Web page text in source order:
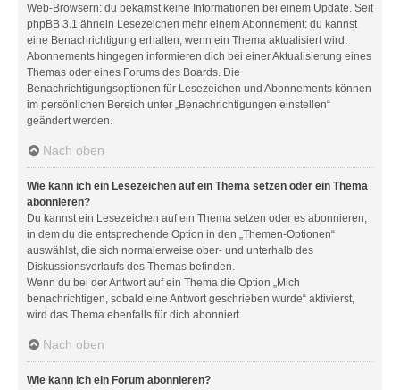
Web-Browsern: du bekamst keine Informationen bei einem Update. Seit
phpBB 3.1 ähneln Lesezeichen mehr einem Abonnement: du kannst
eine Benachrichtigung erhalten, wenn ein Thema aktualisiert wird.
Abonnements hingegen informieren dich bei einer Aktualisierung eines
Themas oder eines Forums des Boards. Die
Benachrichtigungsoptionen für Lesezeichen und Abonnements können
im persönlichen Bereich unter „Benachrichtigungen einstellen“
geändert werden.
Nach oben
Wie kann ich ein Lesezeichen auf ein Thema setzen oder ein Thema
abonnieren?
Du kannst ein Lesezeichen auf ein Thema setzen oder es abonnieren,
in dem du die entsprechende Option in den „Themen-Optionen“
auswählst, die sich normalerweise ober- und unterhalb des
Diskussionsverlaufs des Themas befinden.
Wenn du bei der Antwort auf ein Thema die Option „Mich
benachrichtigen, sobald eine Antwort geschrieben wurde“ aktivierst,
wird das Thema ebenfalls für dich abonniert.
Nach oben
Wie kann ich ein Forum abonnieren?